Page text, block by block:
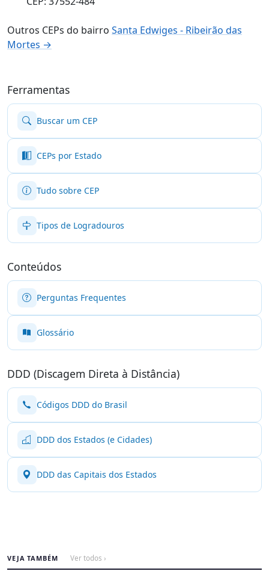
Outros CEPs do bairro Santa Edwiges - Ribeirão das
Mortes →
Ferramentas
Buscar um CEP
CEPs por Estado
Tudo sobre CEP
Tipos de Logradouros
Conteúdos
Perguntas Frequentes
Glossário
DDD (Discagem Direta à Distância)
Códigos DDD do Brasil
DDD dos Estados (e Cidades)
DDD das Capitais dos Estados
VEJA TAMBÉM Ver todos ›